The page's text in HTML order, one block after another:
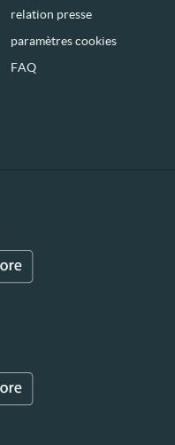
relation presse
paramètres cookies
FAQ